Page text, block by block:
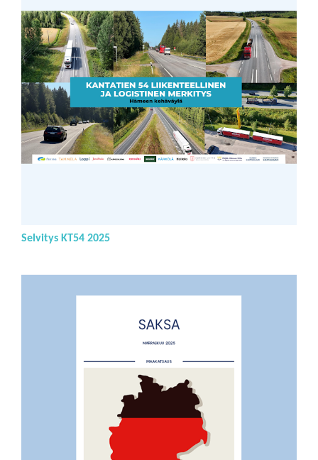
Selvitys KT54 2025